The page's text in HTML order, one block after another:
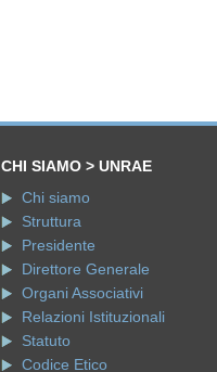
CHI SIAMO > UNRAE
Chi siamo
Struttura
Presidente
Direttore Generale
Organi Associativi
Relazioni Istituzionali
Statuto
Codice Etico